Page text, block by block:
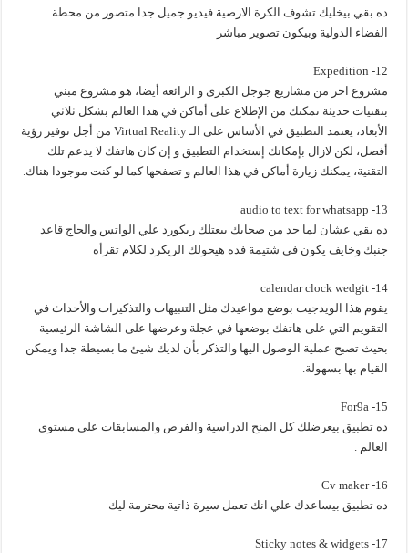
ده بقي بيخليك تشوف الكرة الارضية فيديو جميل جدا متصور من محطة
الفضاء الدولية وبيكون تصوير مباشر
12- Expedition
مشروع اخر من مشاريع جوجل الكبرى و الرائعة أيضا، هو مشروع مبني
بتقنيات حديثة تمكنك من الإطلاع على أماكن في هذا العالم بشكل ثلاثي
الأبعاد، يعتمد التطبيق في الأساس على الـ Virtual Reality من أجل توفير رؤية
أفضل، لكن لازال بإمكانك إستخدام التطبيق و إن كان هاتفك لا يدعم تلك
التقنية، يمكنك زيارة أماكن في هذا العالم و تصفحها كما لو كنت موجودا هناك.
13- audio to text for whatsapp
ده بقي عشان لما حد من صحابك يبعتلك ريكورد علي الواتس والحاج قاعد
جنبك وخايف يكون في شتيمة فده هيحولك الريكرد لكلام تقرأه
14- calendar clock wedgit
يقوم هذا الويدجيت بوضع مواعيدك مثل التنبيهات والتذكيرات والأحداث في
التقويم التي على هاتفك بوضعها في عجلة وعرضها على الشاشة الرئيسية
بحيث تصبح عملية الوصول اليها والتذكر بأن لديك شيئ ما بسيطة جدا ويمكن
القيام بها بسهولة.
15- For9a
ده تطبيق بيعرضلك كل المنح الدراسية والفرص والمسابقات علي مستوي
العالم .
16- Cv maker
ده تطبيق بيساعدك علي انك تعمل سيرة ذاتية محترمة ليك
17- Sticky notes & widgets